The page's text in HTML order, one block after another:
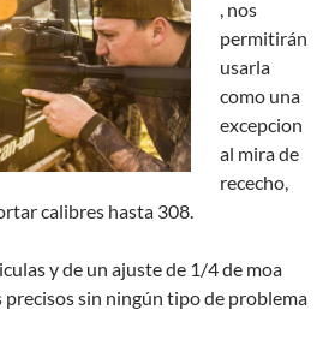
, nos
permitirán
usarla
como una
excepcion
al mira de
rececho,
calibres hasta 308.
y de un ajuste de 1/4 de moa
sin ningún tipo de problema